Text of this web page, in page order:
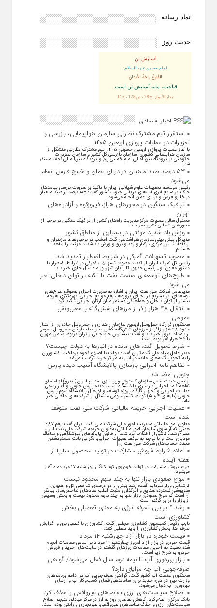
نماد رسانه
حدیث روز
آسایش تن
امام حسین علیه السلام:
القُنوعُ راحَةُ الأبدانِ؛
قناعت، مايه آسايش تن است.
بحارالأنوار: ج78 ، ص128 ، ح11
اخبار اقتصادی
استقرار تیم مشترک نظارتی سازمان هواپیمایی، بازرسی و
تعزیرات در عملیات پروازی اربعین ۱۴۰۵
با آغاز عملیات پروازی اربعین حسینی ۱۴۰۵، تیم مشترک نظارتی متشکل از
سازمان هواپیمایی کشوری، سازمان بازرسی کل کشور و سازمان تعزیرات
حکومتی در فرودگاه بین‌المللی امام خمینی (ره) و فرودگاه بین‌المللی نجف مستقر
شد.
۵۳ درصد صید ماهیان در دریای عمان و خلیج فارس انجام
می‌شود
رئیس موسسه تحقیقات علوم شیلاتی ایران با تاکید بر ضرورت بررسی پیامد‌های
جنگ بر منابع آبزی آب‌های دریایی جنوب کشور گفت: ۵۳ درصد از صید ماهیان
در خلیج فارس و دریای عمان انجام می‌شود.
ترافیک سنگین در محورهای هراز، فیروزکوه و آزادراه‌های
تهران
مسئول سالن عملیات مرکز مدیریت راه‌های کشور از ترافیک سنگین در برخی از
محور‌های شمالی کشور خبر داد.
وزش باد شدید موقتی در بسیاری از مناطق کشور
مدیرکل پیش بینی سازمان هواشناسی گفت:امشب در برخی نقاط مازندران و
ارتفاعات البرز مرکزی، رگبار و رعد و برق و وزش باد شدید موقت را شاهد
هستیم.
مصوبه تسهیلات گمرکی در شرایط اضطرار تمدید شد
رئیس کل گمرک ایران از تمدید مصوبه تسهیلات گمرکی در شرایط اضطرار با
دستور معاون اول رئیس جمهور تا پایان شهریور ماه سال جاری خبر داد.
طرح‌های توسعه‌ای صنعت نفت با تکیه بر توان داخلی اجرا
می شود
مدیرعامل شرکت ملی نفت ایران با اشاره به ضرورت اجرای به‌موقع طرح‌های
توسعه‌ای، بر تسریع در اجرای پروژه‌ها، رفع موانع اجرایی، بهره‌گیری هرچه
بیشتر از توان داخلی و هماهنگی مستمر میان ارکان اجرایی تاکید کرد.
انتقال ۴۸ هزار زائر از مرزهای شش‌گانه با حمل‌ونقل
عمومی
سخنگوی قرارگاه حمل‌ونقل اربعین سازمان راهداری و حمل‌ونقل جاده‌ای از انتقال
حدود ۴۸ هزار زائر از مرز‌های شش‌گانه کشور به وسیله ناوگان حمل‌ونقل عمومی
از بامداد امروز خبر داد و گفت: بیشترین جابه‌جایی زائران مربوط به مرز مهران
با ۳۵ هزار نفر بوده است.
شرط تحویل گندم‌های مانده در انبار‌ها به دولت چیست؟
مدیر عامل بنیاد ملی گندمکاران گفت: دولت با اصلاح نحوه پرداخت، کشاورزان
را به تحویل گندم‌های مانده در انبار به مراکز خرید ترغیب می‌کند.
تفاهم نامه اجرایی بازسازی پالایشگاه آسیب دیده پارس
جنوبی امضا شد
رئیس هیئت عامل سازمان گسترش و نوسازی صنایع ایران (ایدرو) از امضای
تفاهم نامه اجرایی بازسازی پالایشگاه آسیب دیده پارس جنوبی و آغاز رسمی
عملیات اجرایی و تجهیز کارگاه پروژه توسعه و اورهال پالایشگاه سوم پارس
جنوبی (فاز‌های ۴ و ۵) توسط کنسرسیومی متشکل از شرکت‌های داخلی خبر
داد.
عملیات اجرایی جریمه مالیاتی شرکت ملی نفت متوقف
شده است
معاون امور مالیاتی مدیریت امور مالی شرکت ملی نفت ایران گفت: رقم ۲۸۷
همتی که از سوی سازمان امور مالیاتی به‌عنوان جریمه شرکت ملی نفت ایران
مطرح شده، ناشی از اختلاف برداشت از قانون پایانه‌های فروشگاهی و سامانه
مؤدیان است و با توجه به توقف عملیات اجرایی، نگرانی بابت مسدودشدن
مجدد حساب‌های شرکت ملی نفت […]
اعلام شرایط فروش مشارکت در تولید محصول سایپا از
هفته آینده
طرح فروش مشارکت در تولید خودروی کوییکS از روز شنبه ۱۷ مردادماه آغاز
می‌شود.
موج صعودی بازار تنها به چند سهم محدود نیست
کارشناس بازار سرمایه گفت: رشد بیش از دو درصدی شاخص کل و هم‌وزن،
سبزپوشی گسترده صنایع و اثرگذاری مثبت اغلب نماد‌های شاخص‌ساز، بیانگر
آن است که موج صعودی بازار تنها به چند سهم محدود نیست و بخش وسیعی
از بازار را در بر گرفته است.
رشد ۴ برابری تعرفه انرژی به معنای تعطیلی بخش
کشاورزی است
نایب رئیس کمیسیون کشاورزی مجلس گفت: کشاورزان با قطعی برق و افزایش
تعرفه ها، بخش کشاورزی را باید تعطیل کنند.
قیمت خودرو در بازار آزاد چهارشنبه ۱۴ مرداد
قیمت خودرو در بازار آزاد امروز چهارشنبه ۱۴ مرداد بر اساس معاملات انجام
شده نسبت به آخرین معاملات روز‌های گذشته در سایت‌های خرید و فروش
خودرو به شرح زیر است.
بازار بهره‌وری آب تا نیمه دوم سال فعال می‌شود/ گواهی
صرفه‌جویی آب چه مزایای دارد؟
سخنگوی صنعت آب کشور گفت: گواهی صرفه‌جویی آب در ادامه برنامه‌های
وزارت نیرو در دوره جدید برای ساماندهی فضای کسب‌وکار آب و ارتقای
بهره‌وری آب دنبال می‌شود.
اصلاح سیاست‌های ارزی تقاضاهای غیرواقعی را حذف کرد
بانک مرکزی اعلام کرد: کاهش تقاضای روزانه ارز در مرکز مبادله، نتیجه اصلاح
سیاست‌های ارزی و حذف تقاضا‌های غیرواقعی، غیرتجاری و رانتی بوده است.